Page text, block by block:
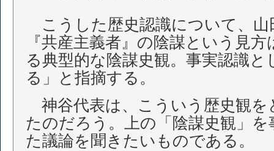
こうした歴史認識について、山
『共産主義者』の陰謀という見
る典型的な陰謀史観。事実認識
る」と指摘する。
神谷代表は、こういう歴史観
たのだろう。上の「陰謀史観」
た議論を聞きたいものである。